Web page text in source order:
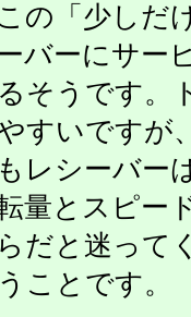
の「少しだ
バーにサー
そうです。
すいですが
レシーバー
量とスピー
だと迷って
ことです。